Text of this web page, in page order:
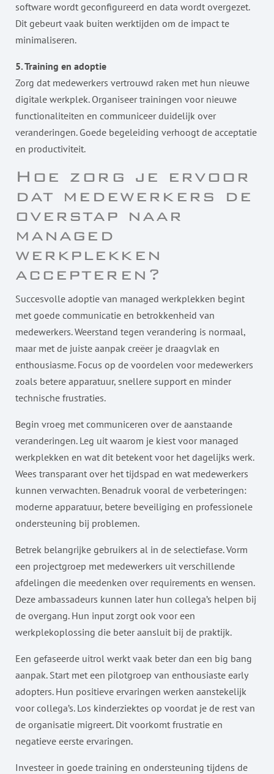
software wordt geconfigureerd en data wordt overgezet.
Dit gebeurt vaak buiten werktijden om de impact te
minimaliseren.
5. Training en adoptie
Zorg dat medewerkers vertrouwd raken met hun nieuwe
digitale werkplek. Organiseer trainingen voor nieuwe
functionaliteiten en communiceer duidelijk over
veranderingen. Goede begeleiding verhoogt de acceptatie
en productiviteit.
Hoe zorg je ervoor
dat medewerkers de
overstap naar
managed
werkplekken
accepteren?
Succesvolle adoptie van managed werkplekken begint
met goede communicatie en betrokkenheid van
medewerkers. Weerstand tegen verandering is normaal,
maar met de juiste aanpak creëer je draagvlak en
enthousiasme. Focus op de voordelen voor medewerkers
zoals betere apparatuur, snellere support en minder
technische frustraties.
Begin vroeg met communiceren over de aanstaande
veranderingen. Leg uit waarom je kiest voor managed
werkplekken en wat dit betekent voor het dagelijks werk.
Wees transparant over het tijdspad en wat medewerkers
kunnen verwachten. Benadruk vooral de verbeteringen:
moderne apparatuur, betere beveiliging en professionele
ondersteuning bij problemen.
Betrek belangrijke gebruikers al in de selectiefase. Vorm
een projectgroep met medewerkers uit verschillende
afdelingen die meedenken over requirements en wensen.
Deze ambassadeurs kunnen later hun collega’s helpen bij
de overgang. Hun input zorgt ook voor een
werkplekoplossing die beter aansluit bij de praktijk.
Een gefaseerde uitrol werkt vaak beter dan een big bang
aanpak. Start met een pilotgroep van enthousiaste early
adopters. Hun positieve ervaringen werken aanstekelijk
voor collega’s. Los kinderziektes op voordat je de rest van
de organisatie migreert. Dit voorkomt frustratie en
negatieve eerste ervaringen.
Investeer in goede training en ondersteuning tijdens de